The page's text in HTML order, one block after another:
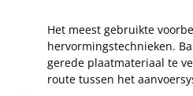
Het meest gebruikte
hervormingstechnieken.
gerede plaatmateriaal te
route tussen het